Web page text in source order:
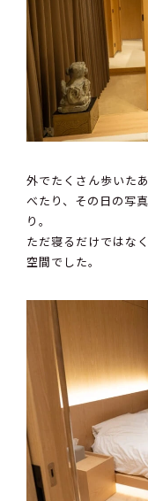
外でたくさん歩いた
べたり、その日の写
り。
ただ寝るだけではな
空間でした。